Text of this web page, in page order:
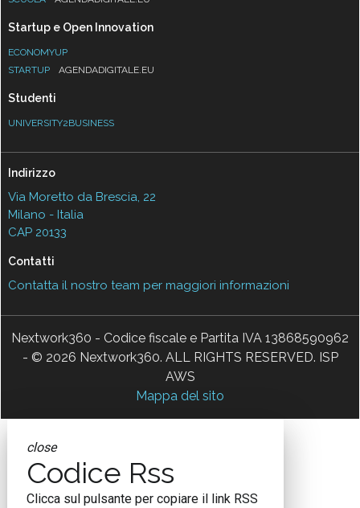
Startup e Open Innovation
ECONOMYUP
STARTUP
AGENDADIGITALE.EU
Studenti
UNIVERSITY2BUSINESS
Indirizzo
Via Moretto da Brescia, 22
Milano - Italia
CAP 20133
Contatti
Contatta il nostro team per maggiori informazioni
Nextwork360 - Codice fiscale e Partita IVA 13868590962
- © 2026 Nextwork360. ALL RIGHTS RESERVED. ISP
AWS
Mappa del sito
close
Codice Rss
Clicca sul pulsante per copiare il link RSS